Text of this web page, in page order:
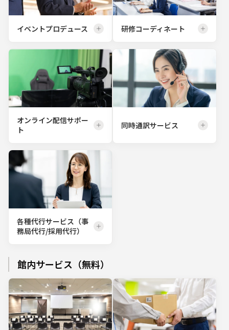
イベントプロデュース 研修コーディネート
オンライン配信サポー
ト
同時通訳サービス
各種代行サービス（事
務局代行/採用代行）
館内サービス（無料）